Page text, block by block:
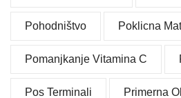
Pohodništvo Poklicna
Pomanjkanje Vitamina C
Pos Terminali Primerna